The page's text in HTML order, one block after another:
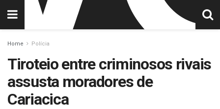
Home Polícia
Tiroteio entre criminosos rivais
assusta moradores de
Cariacica